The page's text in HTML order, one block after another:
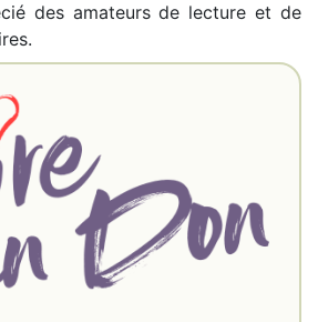
des amateurs de lecture et de